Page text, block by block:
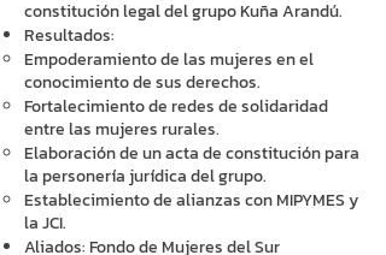
constitución legal del grupo Kuña Arandú.
Resultados:
Empoderamiento de las mujeres en el
conocimiento de sus derechos.
Fortalecimiento de redes de solidaridad
entre las mujeres rurales.
Elaboración de un acta de constitución para
la personería jurídica del grupo.
Establecimiento de alianzas con MIPYMES y
la JCI.
Aliados: Fondo de Mujeres del Sur